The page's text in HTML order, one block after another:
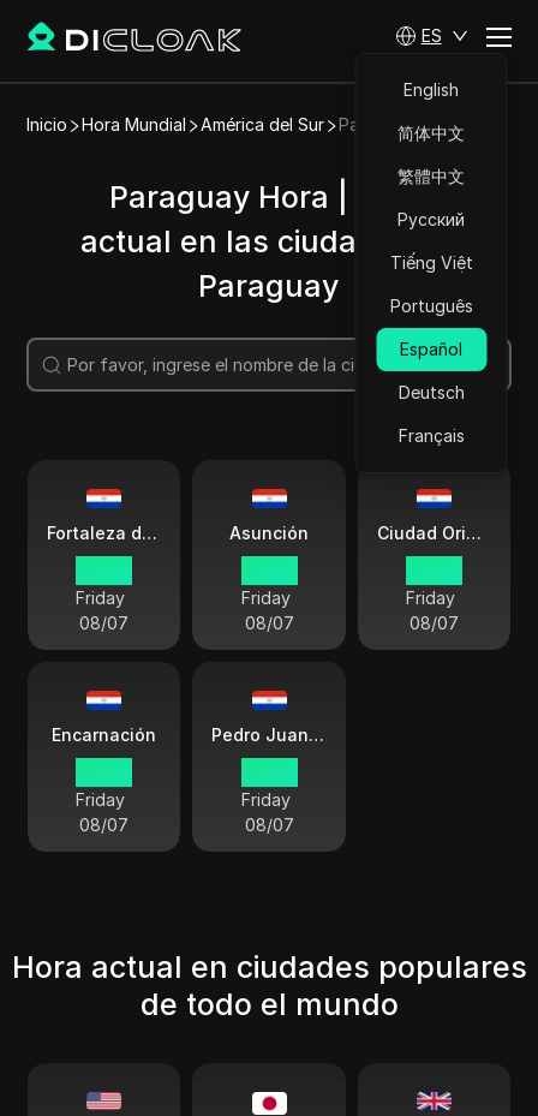
ES
English
简体中文
繁體中文
Русский
Tiếng Việt
Português
Español
Deutsch
Français
Inicio Hora Mundial América del Sur Paraguay
Paraguay Hora | Hora
actual en las ciudades de
Paraguay
Buscar
Fortaleza de Olimpo
Friday
08/07
Asunción
Friday
08/07
Ciudad Oriental
Friday
08/07
Encarnación
Friday
08/07
Pedro Juan Caballero
Friday
08/07
Hora actual en ciudades populares
de todo el mundo